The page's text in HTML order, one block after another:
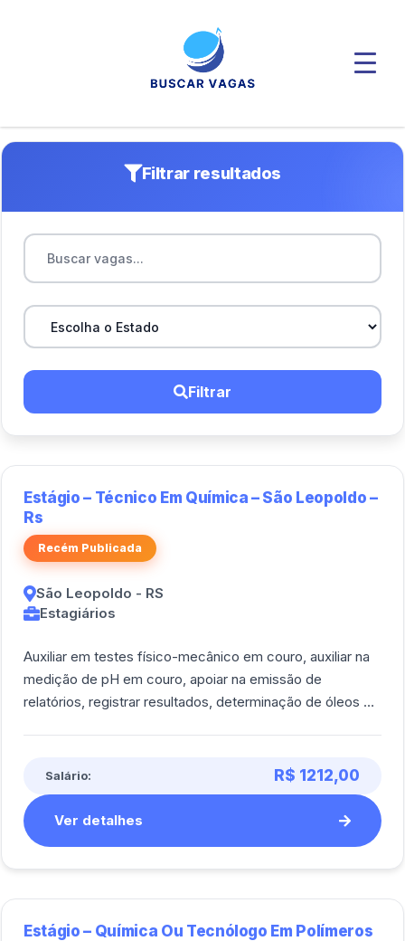
Filtrar resultados
Filtrar
Estágio – Técnico Em Química – São Leopoldo –
Rs
Recém Publicada
São Leopoldo - RS
Estagiários
Auxiliar em testes físico-mecânico em couro, auxiliar na
medição de pH em couro, apoiar na emissão de
relatórios, registrar resultados, determinação de óleos e
Salário: R$ 1212,00
Ver detalhes
Estágio – Química Ou Tecnólogo Em Polímeros